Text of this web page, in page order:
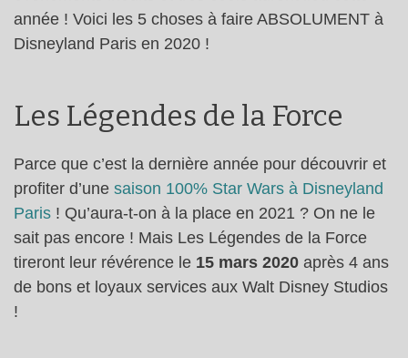
année ! Voici les 5 choses à faire ABSOLUMENT à
Disneyland Paris en 2020 !
Les Légendes de la Force
Parce que c’est la dernière année pour découvrir et
profiter d’une saison 100% Star Wars à Disneyland
Paris ! Qu’aura-t-on à la place en 2021 ? On ne le
sait pas encore ! Mais Les Légendes de la Force
tireront leur révérence le 15 mars 2020 après 4 ans
de bons et loyaux services aux Walt Disney Studios
!